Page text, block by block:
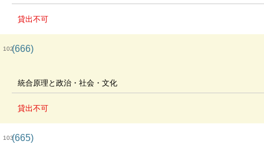
貸出不可
102(666)
統合原理と政治・社会・文化
貸出不可
103(665)